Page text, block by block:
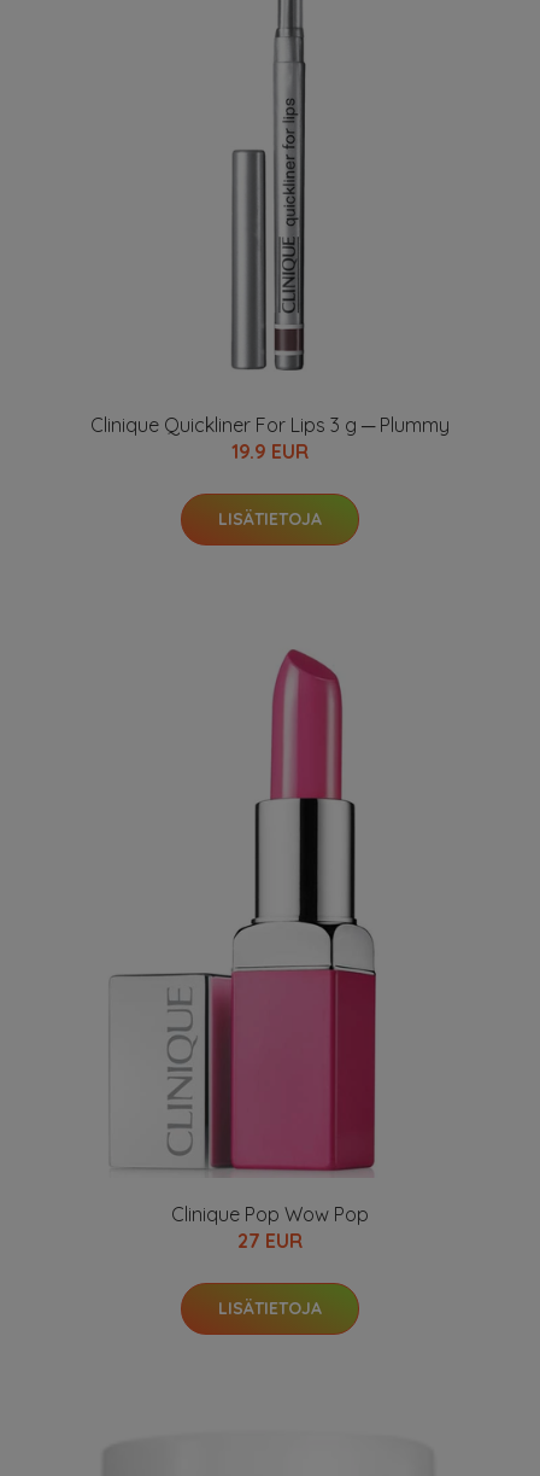
Clinique Quickliner For Lips 3 g ─ Plummy
19.9 EUR
LISÄTIETOJA
Clinique Pop Wow Pop
27 EUR
LISÄTIETOJA